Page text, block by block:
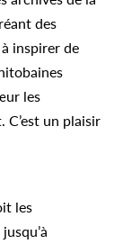
des
inspirer de
les
un plaisir
les